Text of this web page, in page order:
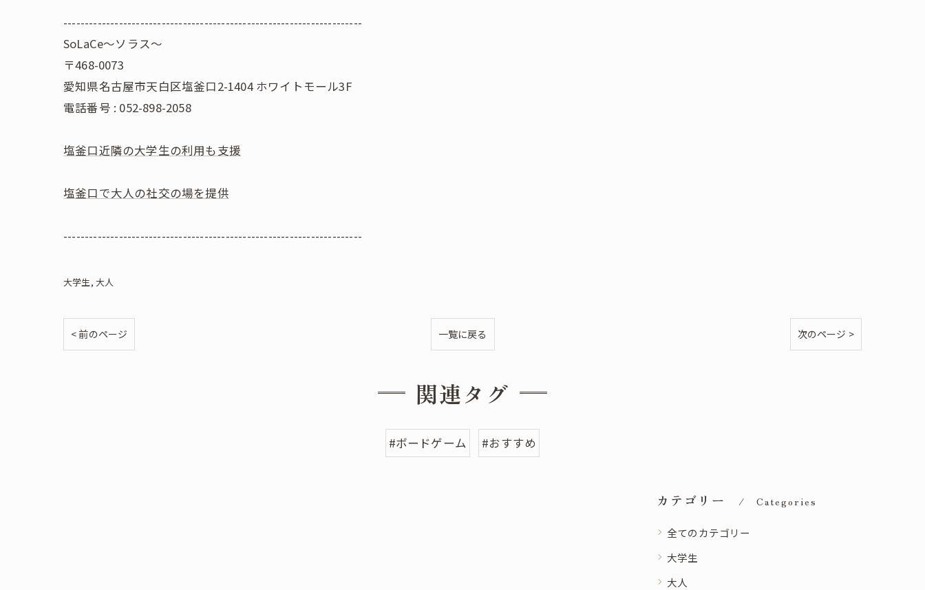
----------------------------------------------------------------------
SoLaCe～ソラス～
〒468-0073
愛知県名古屋市天白区塩釜口2-1404 ホワイトモール3F
電話番号 : 052-898-2058
塩釜口近隣の大学生の利用も支援
塩釜口で大人の社交の場を提供
----------------------------------------------------------------------
大学生 大人
< 前のページ 一覧に戻る 次のページ >
関連タグ
#ボードゲーム #おすすめ
カテゴリー Categories
全てのカテゴリー
大学生
大人